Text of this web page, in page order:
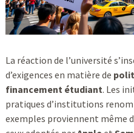
La réaction de l’université
d’exigences en matière de
financement étudiant. Les
pratiques d’institutions
exemples proviennent même